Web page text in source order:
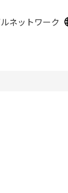
ネットワーク